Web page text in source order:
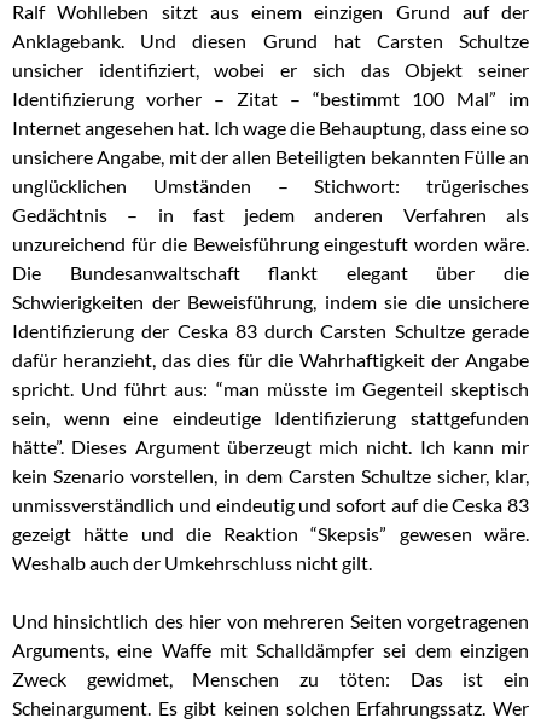
Ralf Wohlleben sitzt aus einem einzigen Grund auf der
Anklagebank. Und diesen Grund hat Carsten Schultze
unsicher identifiziert, wobei er sich das Objekt seiner
Identifizierung vorher – Zitat – “bestimmt 100 Mal” im
Internet angesehen hat. Ich wage die Behauptung, dass eine so
unsichere Angabe, mit der allen Beteiligten bekannten Fülle an
unglücklichen Umständen – Stichwort: trügerisches
Gedächtnis – in fast jedem anderen Verfahren als
unzureichend für die Beweisführung eingestuft worden wäre.
Die Bundesanwaltschaft flankt elegant über die
Schwierigkeiten der Beweisführung, indem sie die unsichere
Identifizierung der Ceska 83 durch Carsten Schultze gerade
dafür heranzieht, das dies für die Wahrhaftigkeit der Angabe
spricht. Und führt aus: “man müsste im Gegenteil skeptisch
sein, wenn eine eindeutige Identifizierung stattgefunden
hätte”. Dieses Argument überzeugt mich nicht. Ich kann mir
kein Szenario vorstellen, in dem Carsten Schultze sicher, klar,
unmissverständlich und eindeutig und sofort auf die Ceska 83
gezeigt hätte und die Reaktion “Skepsis” gewesen wäre.
Weshalb auch der Umkehrschluss nicht gilt.
Und hinsichtlich des hier von mehreren Seiten vorgetragenen
Arguments, eine Waffe mit Schalldämpfer sei dem einzigen
Zweck gewidmet, Menschen zu töten: Das ist ein
Scheinargument. Es gibt keinen solchen Erfahrungssatz. Wer